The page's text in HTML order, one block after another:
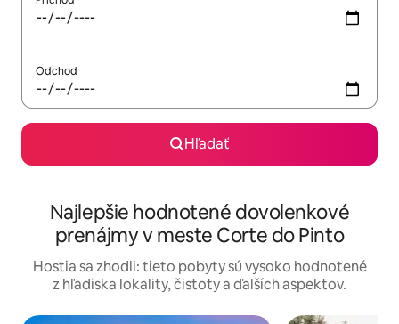
Odchod
Hľadať
Najlepšie hodnotené dovolenkové
prenájmy v meste Corte do Pinto
Hostia sa zhodli: tieto pobyty sú vysoko hodnotené
z hľadiska lokality, čistoty a ďalších aspektov.